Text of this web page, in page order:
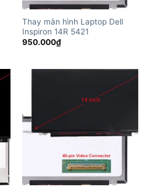
Thay màn hình Laptop Dell
Inspiron 14R 5421
950.000₫